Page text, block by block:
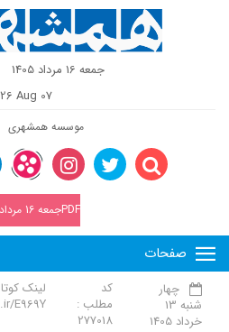
جمعه 16 مرداد 1405
Aug 07
موسسه همشهری
PDFجمعه 16 مرداد 1405
صفحات
چهار
شنبه 13
خرداد 1405
کد
مطلب :
277018
لینک
E969Y